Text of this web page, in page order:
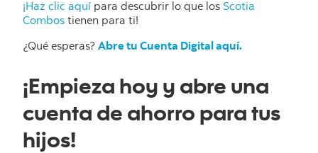
¡Haz clic aquí para descubrir lo que los Scotia
Combos tienen para ti!
¿Qué esperas? Abre tu Cuenta Digital aquí.
¡Empieza hoy y abre una
cuenta de ahorro para tus
hijos!